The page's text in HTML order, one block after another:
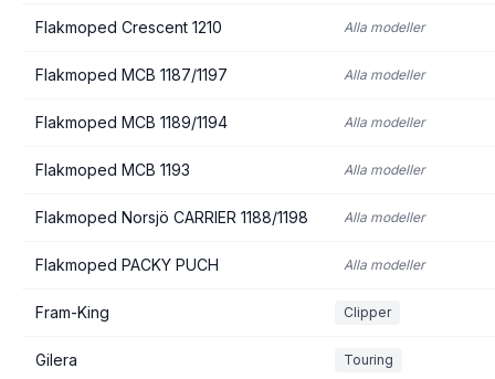
Flakmoped Crescent 1210 Alla modeller
Flakmoped MCB 1187/1197 Alla modeller
Flakmoped MCB 1189/1194 Alla modeller
Flakmoped MCB 1193 Alla modeller
Flakmoped Norsjö CARRIER 1188/1198 Alla modeller
Flakmoped PACKY PUCH Alla modeller
Fram-King Clipper
Gilera Touring